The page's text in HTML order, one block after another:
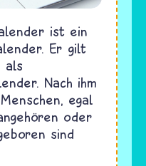
ist ein
Er gilt
als
Nach ihm
egal
oder
sind